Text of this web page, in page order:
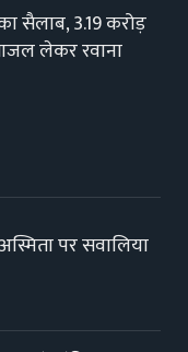
सैलाब, 3.19 करोड़
लेकर रवाना
पर सवालिया